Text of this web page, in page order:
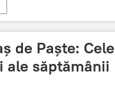
de Paște: Cele
ale săptămânii